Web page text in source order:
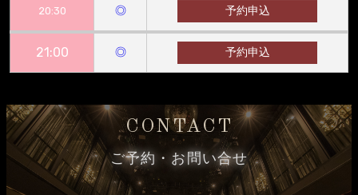
20:30 ◎ 予約申込
21:00 ◎ 予約申込
CONTACT
ご予約・お問い合せ